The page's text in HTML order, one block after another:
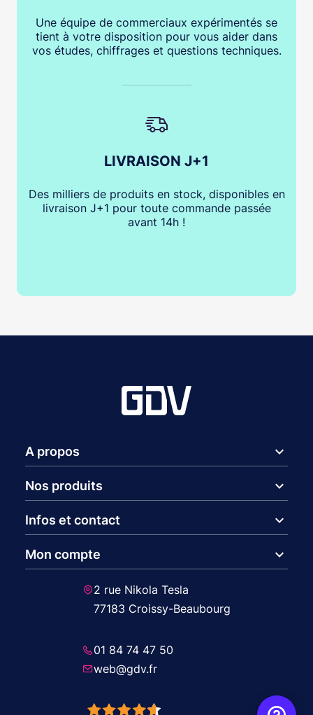
Une équipe de commerciaux expérimentés se
tient à votre disposition pour vous aider dans
vos études, chiffrages et questions techniques.
LIVRAISON J+1
Des milliers de produits en stock, disponibles en
livraison J+1 pour toute commande passée
avant 14h !
A propos expand_more
Nos produits expand_more
Infos et contact expand_more
Mon compte expand_more
2 rue Nikola Tesla
77183 Croissy-Beaubourg
01 84 74 47 50
web@gdv.fr